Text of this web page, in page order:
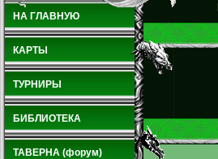
НА ГЛАВНУЮ
КАРТЫ
ТУРНИРЫ
БИБЛИОТЕКА
ТАВЕРНА (форум)